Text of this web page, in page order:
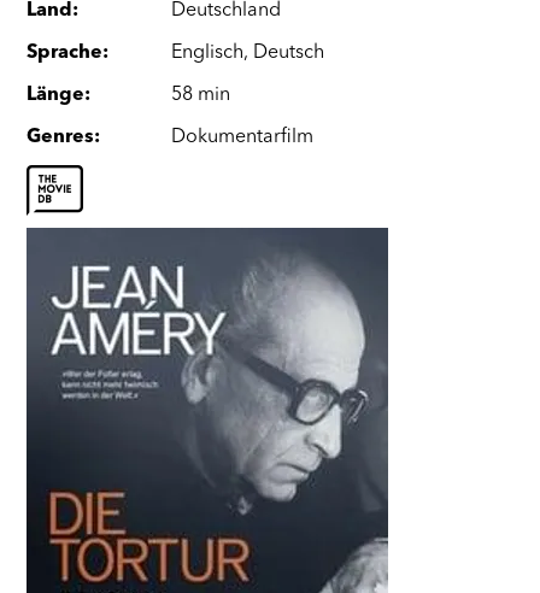
Land: Deutschland
Sprache: Englisch, Deutsch
Länge: 58 min
Genres: Dokumentarfilm